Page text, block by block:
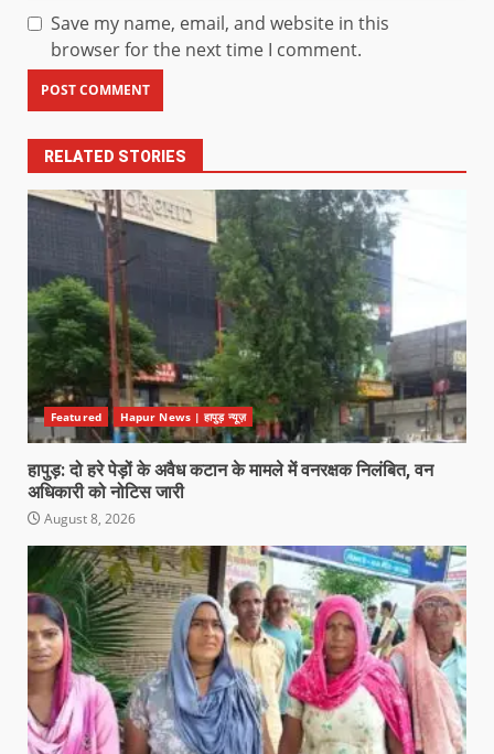
Save my name, email, and website in this
browser for the next time I comment.
RELATED STORIES
Featured Hapur News | हापुड़ न्यूज़
हापुड़: दो हरे पेड़ों के अवैध कटान के मामले में वनरक्षक निलंबित, वन
अधिकारी को नोटिस जारी
August 8, 2026